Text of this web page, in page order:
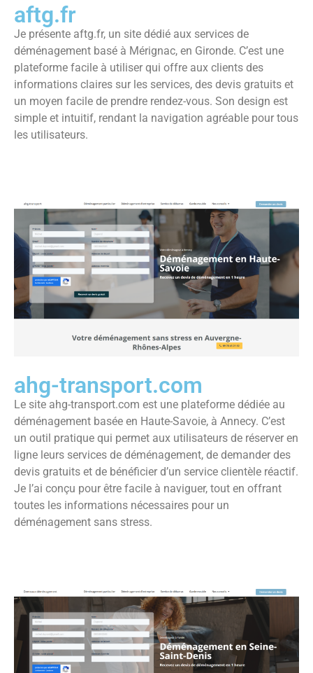
aftg.fr
Je présente aftg.fr, un site dédié aux services de
déménagement basé à Mérignac, en Gironde. C’est une
plateforme facile à utiliser qui offre aux clients des
informations claires sur les services, des devis gratuits et
un moyen facile de prendre rendez-vous. Son design est
simple et intuitif, rendant la navigation agréable pour tous
les utilisateurs.
ahg-transport.com
Le site ahg-transport.com est une plateforme dédiée au
déménagement basée en Haute-Savoie, à Annecy. C’est
un outil pratique qui permet aux utilisateurs de réserver en
ligne leurs services de déménagement, de demander des
devis gratuits et de bénéficier d’un service clientèle réactif.
Je l’ai conçu pour être facile à naviguer, tout en offrant
toutes les informations nécessaires pour un
déménagement sans stress.